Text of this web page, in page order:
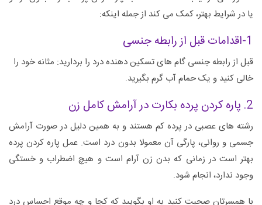
یا در شرایط بهتر، کمک می کند از جمله اینکه:
1-اقدامات قبل از رابطه جنسی
قبل از رابطه جنسی گام های تسکین دهنده درد را بردارید: مثانه خود را
خالی کنید و یک حمام آب گرم بگیرید.
2. پاره کردن پرده بکارت در آرامش کامل زن
رشته های عصبی در پرده کم هستند و به همین دلیل در صورت آرامش
جسمی و روانی، پارگی آن معمولا بدون درد است. عمل پاره کردن پرده
بهتر است در زمانی که بدن زن آرام است و هیچ اضطراب و خستگی
وجود ندارد، انجام شود.
با همسرتان صحبت کنید به او بگویید که کجا و چه موقع احساس درد